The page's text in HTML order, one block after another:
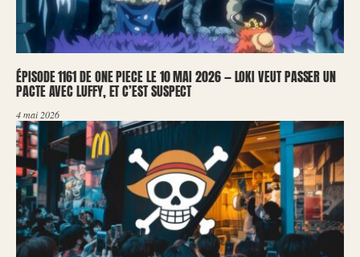
ÉPISODE 1161 DE ONE PIECE LE 10 MAI 2026 — LOKI VEUT PASSER UN
PACTE AVEC LUFFY, ET C’EST SUSPECT
4 mai 2026